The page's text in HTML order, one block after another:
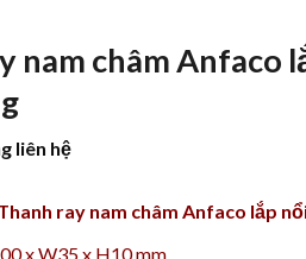
nam châm Anfaco
liên hệ
ray nam châm Anfaco lắp
x W35 x H10 mm